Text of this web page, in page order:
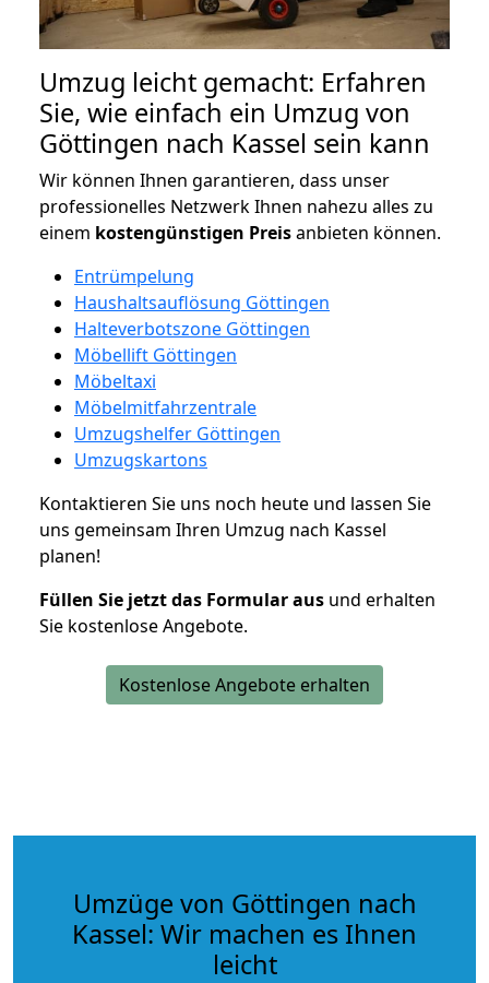
Umzug leicht gemacht: Erfahren
Sie, wie einfach ein Umzug von
Göttingen nach Kassel sein kann
Wir können Ihnen garantieren, dass unser
professionelles Netzwerk Ihnen nahezu alles zu
einem kostengünstigen Preisanbieten können.
Entrümpelung
Haushaltsauflösung Göttingen
Halteverbotszone Göttingen
Möbellift Göttingen
Möbeltaxi
Möbelmitfahrzentrale
Umzugshelfer Göttingen
Umzugskartons
Kontaktieren Sie uns noch heute und lassen Sie
uns gemeinsam Ihren Umzug nach Kassel
planen!
Füllen Sie jetzt das Formular aus und erhalten
Sie kostenlose Angebote.
Kostenlose Angebote erhalten
Umzüge von Göttingen nach
Kassel: Wir machen es Ihnen
leicht